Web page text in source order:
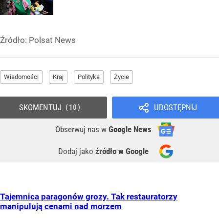
Źródło: Polsat News
Wiadomości Kraj Polityka Życie
UDOSTĘPNIJ
Obserwuj nas w Google News
Dodaj jako źródło w Google
SKOMENTUJ 10
Tajemnica paragonów grozy. Tak restauratorzy
manipulują cenami nad morzem